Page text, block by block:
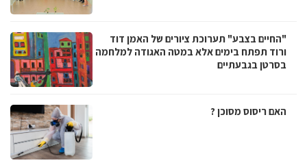
"החיים בצבע" תערוכת ציורים של האמן דוד
ורוד תפתח בימים אלא במטה האגודה למלחמה
בסרטן בגבעתיים
האם ריסוס מסוכן ?